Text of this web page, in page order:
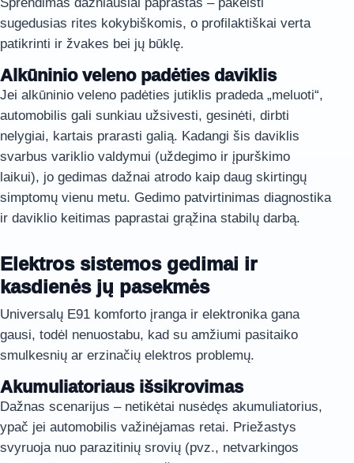
sugedusias rites kokybiškomis, o profilaktiškai verta
patikrinti ir žvakes bei jų būklę.
Alkūninio veleno padėties daviklis
Jei alkūninio veleno padėties jutiklis pradeda „meluoti“,
automobilis gali sunkiau užsivesti, gesinėti, dirbti
nelygiai, kartais prarasti galią. Kadangi šis daviklis
svarbus variklio valdymui (uždegimo ir įpurškimo
laikui), jo gedimas dažnai atrodo kaip daug skirtingų
simptomų vienu metu. Gedimo patvirtinimas diagnostika
ir daviklio keitimas paprastai grąžina stabilų darbą.
Elektros sistemos gedimai ir
kasdienės jų pasekmės
Universalų E91 komforto įranga ir elektronika gana
gausi, todėl nenuostabu, kad su amžiumi pasitaiko
smulkesnių ar erzinačių elektros problemų.
Akumuliatoriaus išsikrovimas
Dažnas scenarijus – netikėtai nusėdęs akumuliatorius,
ypač jei automobilis važinėjamas retai. Priežastys
svyruoja nuo parazitinių srovių (pvz., netvarkingos